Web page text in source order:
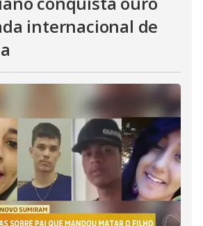
internacional de